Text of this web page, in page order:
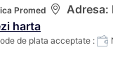
Promed
Adresa:
harta
de plata acceptate :